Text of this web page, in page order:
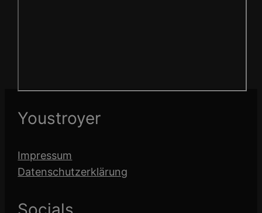
Youstroyer
Impressum
Datenschutzerklärung